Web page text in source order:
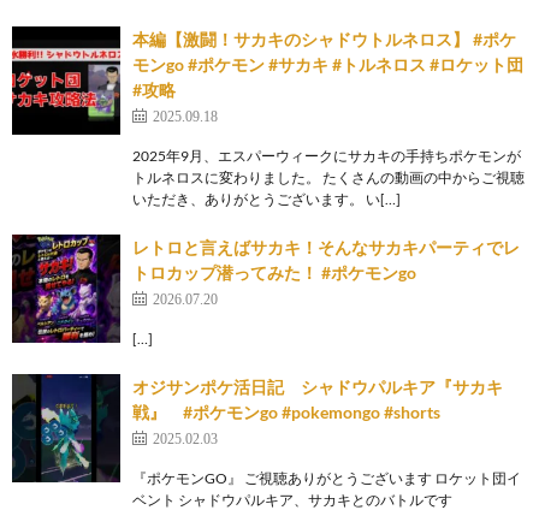
本編【激闘！サカキのシャドウトルネロス】 #ポケ
モンgo #ポケモン #サカキ #トルネロス #ロケット団
#攻略
2025.09.18
2025年9月、エスパーウィークにサカキの手持ちポケモンが
トルネロスに変わりました。 たくさんの動画の中からご視聴
いただき、ありがとうございます。 い[…]
レトロと言えばサカキ！そんなサカキパーティでレ
トロカップ潜ってみた！ #ポケモンgo
2026.07.20
[…]
オジサンポケ活日記 シャドウパルキア『サカキ
戦』 #ポケモンgo #pokemongo #shorts
2025.02.03
『ポケモンGO』 ご視聴ありがとうございます ロケット団イ
ベント シャドウパルキア、サカキとのバトルです